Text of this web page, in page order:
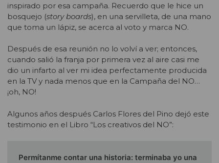
inspirado por esa campaña. Recuerdo que le hice un
bosquejo (story boards), en una servilleta, de una mano
que toma un lápiz, se acerca al voto y marca NO.
Después de esa reunión no lo volví a ver; entonces,
cuando salió la franja por primera vez al aire casi me
dio un infarto al ver mi idea perfectamente producida
en la TV y nada menos que en la Campaña del NO…
¡oh, NO!
Algunos años después Carlos Flores del Pino dejó este
testimonio en el Libro “Los creativos del NO”:
Permítanme contar una historia: terminaba yo una